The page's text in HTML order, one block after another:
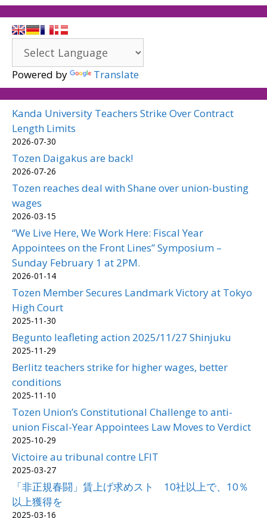
Powered by Translate
Kanda University Teachers Strike Over Contract
Length Limits
2026-07-30
Tozen Daigakus are back!
2026-07-26
Tozen reaches deal with Shane over union-busting
wages
2026-03-15
“We Live Here, We Work Here: Fiscal Year
Appointees on the Front Lines” Symposium –
Sunday February 1 at 2PM.
2026-01-14
Tozen Member Secures Landmark Victory at Tokyo
High Court
2025-11-30
Begunto leafleting action 2025/11/27 Shinjuku
2025-11-29
Berlitz teachers strike for higher wages, better
conditions
2025-11-10
Tozen Union’s Constitutional Challenge to anti-
union Fiscal-Year Appointees Law Moves to Verdict
2025-10-29
Victoire au tribunal contre LFIT
2025-03-27
「非正規春闘」賃上げ求めスト 10社以上で、10％
以上獲得を
2025-03-16